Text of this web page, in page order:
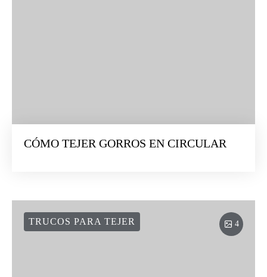
CÓMO TEJER GORROS EN CIRCULAR
4
TRUCOS PARA TEJER